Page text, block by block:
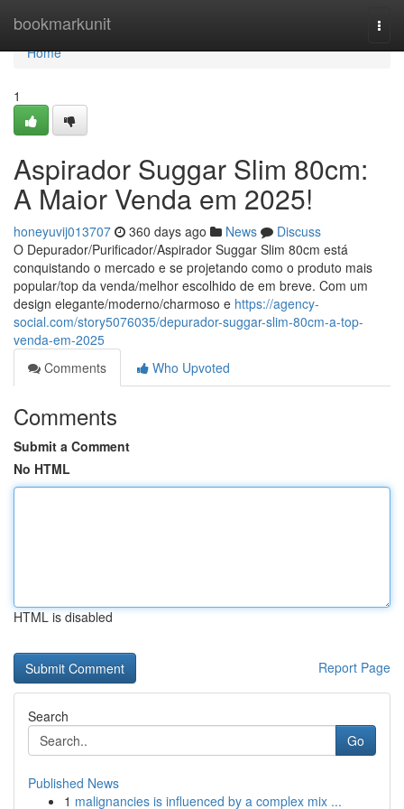
bookmarkunit
Home
Home
1
Aspirador Suggar Slim 80cm:
A Maior Venda em 2025!
honeyuvij013707 360 days ago News
Discuss
O Depurador/Purificador/Aspirador Suggar Slim 80cm está
conquistando o mercado e se projetando como o produto mais
popular/top da venda/melhor escolhido de em breve. Com um
design elegante/moderno/charmoso e https://agency-
social.com/story5076035/depurador-suggar-slim-80cm-a-top-
venda-em-2025
Comments
Who Upvoted
Comments
Submit a Comment
No HTML
HTML is disabled
Report Page
Search
Go
Published News
1 malignancies is influenced by a complex mix ...